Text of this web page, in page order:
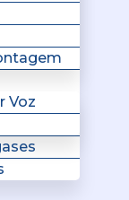
Voz